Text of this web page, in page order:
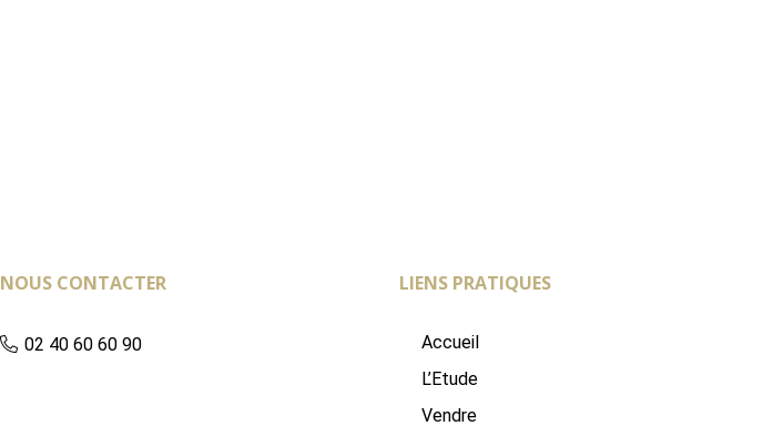
NOUS CONTACTER
02 40 60 60 90
LIENS PRATIQUES
Accueil
L’Etude
Vendre